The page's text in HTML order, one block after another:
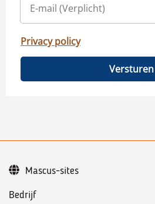
Privacy policy
Versturen
Bedrijf
Mascus-sites